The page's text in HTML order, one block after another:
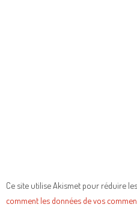
Ce site utilise Akismet pour réduire
comment les données de vos